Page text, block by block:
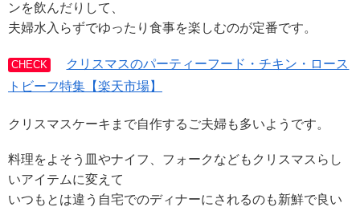
ンを飲んだりして、
夫婦水入らずでゆったり食事を楽しむのが定番です。
CHECK
クリスマスのパーティーフード・チキン・ロース
トビーフ特集【楽天市場】
クリスマスケーキまで自作するご夫婦も多いようです。
料理をよそう皿やナイフ、フォークなどもクリスマスらし
いアイテムに変えて
いつもとは違う自宅でのディナーにされるのも新鮮で良い